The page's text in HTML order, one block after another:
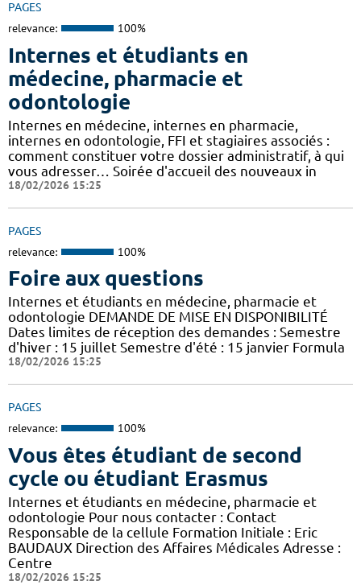
PAGES
relevance: 100%
Internes et étudiants en
médecine, pharmacie et
odontologie
Internes en médecine, internes en pharmacie,
internes en odontologie, FFI et stagiaires associés :
comment constituer votre dossier administratif, à qui
vous adresser… Soirée d'accueil des nouveaux in
18/02/2026 15:25
PAGES
relevance: 100%
Foire aux questions
Internes et étudiants en médecine, pharmacie et
odontologie DEMANDE DE MISE EN DISPONIBILITÉ
Dates limites de réception des demandes : Semestre
d'hiver : 15 juillet Semestre d'été : 15 janvier Formula
18/02/2026 15:25
PAGES
relevance: 100%
Vous êtes étudiant de second
cycle ou étudiant Erasmus
Internes et étudiants en médecine, pharmacie et
odontologie Pour nous contacter : Contact
Responsable de la cellule Formation Initiale : Eric
BAUDAUX Direction des Affaires Médicales Adresse :
Centre
18/02/2026 15:25